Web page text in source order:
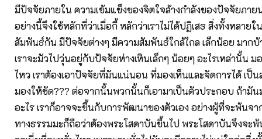
มีปัจจัยภายใน ความเข้มแข็งของจิตใจล้างกำลังของปัจจัยภาย
อย่างนี้จึงใช้หลักที่ว่าเมื่อกี้ หลักว่าเราไม่ได้ปฏิเสธ สิ่งทั้งหลาย
สัมพันธ์กัน มีปัจจัยต่างๆ มีความสัมพันธ์ใกล้ไกล เล็กน้อย มากบ้
เราจะมัวไปวุ่นอยู่กับปัจจัยห่างเหินเล็กๆ น้อยๆ อะไรเหล่านั้น ม
ไหว เราต้องเอาปัจจัยที่มันแน่นอน ที่มองเห็นและจัดการได้ เป็
มองให้ชัด??? ต่อจากนั้นพวกนั้นก็เอามาเป็นตัวประกอบ ถ้ามัน
อะไร เราก็อาจจะขึ้นกับการพัฒนาของตัวเอง อย่างผู้ที่จะพ้นจา
ทางธรรมมะก็ถือว่าต้องพระโสดาบันขึ้นไป พระโสดาบันจึงจะพ้